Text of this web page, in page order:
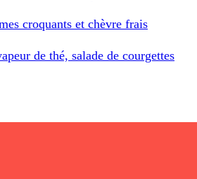
croquants et chèvre frais
de thé, salade de courgettes